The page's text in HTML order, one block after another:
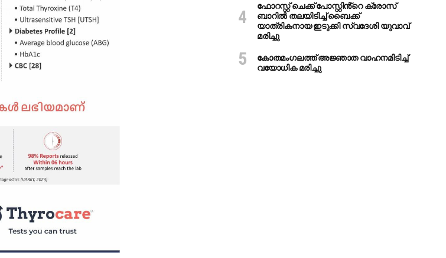
ഫോറസ്റ്റ് ചെക്ക് പോസ്റ്റിൻ്റെ ക്രോസ്
ബാറില്‍ തലയിടിച്ച് ബൈക്ക്
യാത്രികനായ ഇടുക്കി സ്വദേശി യുവാവ്
മരിച്ചു
കോതമംഗലത്ത് അജ്ഞാത വാഹനമിടിച്ച്
വയോധിക മരിച്ചു